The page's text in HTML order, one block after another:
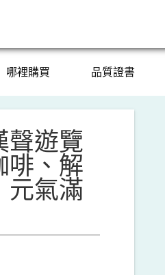
哪裡購買 品質證書
聲遊覽
啡、解
元氣滿